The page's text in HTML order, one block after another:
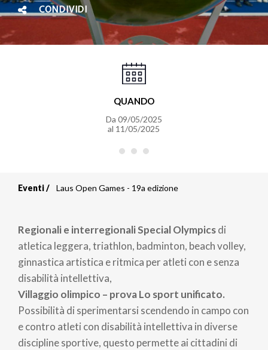
CONDIVIDI
QUANDO
Da 09/05/2025
al 11/05/2025
di
pane
Eventi Laus Open Games - 19a edizione
Regionali e interregionali Special Olympicsdi
atletica leggera, triathlon, badminton, beach volley,
ginnastica artistica e ritmica per atleti con e senza
disabilità intellettiva,
Villaggio olimpico – prova Lo sport unificato.
Possibilità di sperimentarsi scendendo in campo con
e contro atleti con disabilità intellettiva in diverse
discipline sportive, questo permette ai cittadini di